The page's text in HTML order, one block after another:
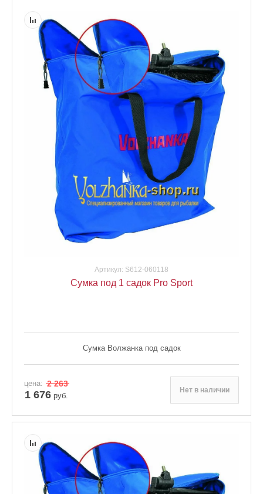
Артикул: S612-060118
Сумка под 1 садок Pro Sport
Сумка Волжанка под садок
цена: 2 263
1 676руб.
Нет в наличии